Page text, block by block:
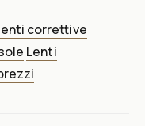
correttive
Lenti